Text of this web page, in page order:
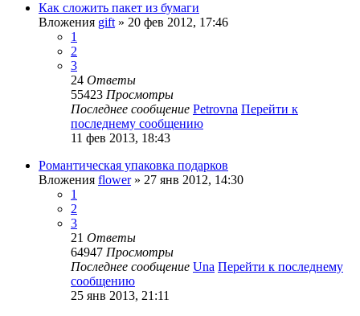
Как сложить пакет из бумаги
Вложения gift» 20 фев 2012, 17:46
1
2
3
24 Ответы
55423 Просмотры
Последнее сообщение Petrovna Перейти к
последнему сообщению
11 фев 2013, 18:43
Романтическая упаковка подарков
Вложения flower» 27 янв 2012, 14:30
1
2
3
21 Ответы
64947 Просмотры
Последнее сообщение Una Перейти к последнему
сообщению
25 янв 2013, 21:11